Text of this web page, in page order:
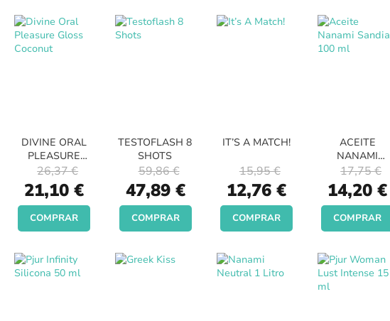
DIVINE ORAL
PLEASURE
GLOSS
COCONUT
Special
Price
21,10 €
26,37 €
COMPRAR
TESTOFLASH 8
SHOTS
Special
Price
47,89 €
59,86 €
COMPRAR
IT’S A MATCH!
Special
Price
12,76 €
15,95 €
COMPRAR
ACEITE
NANAMI
SANDIA 100 ML
Special
Price
14,20 €
17,75 €
COMPRAR